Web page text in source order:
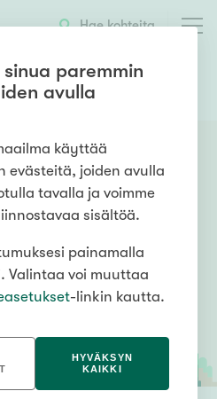
Hae kohteita
OTA YHTEYTTÄ
Nurmijärvi
paremmin
avulla
käyttää
evästeitä, joiden avulla
tavalla ja voimme
sisältöä.
painamalla
Valintaa voi muuttaa
-linkin kautta.
HYVÄKSYN
KAIKKI